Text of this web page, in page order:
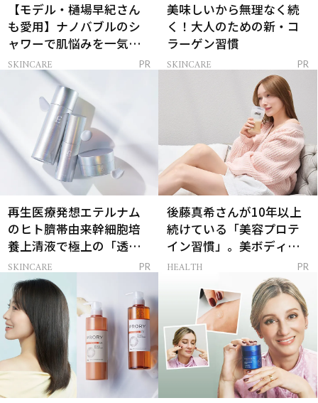
【モデル・樋場早紀さん
も愛用】ナノバブルのシ
ャワーで肌悩みを一気に
解決
SKINCARE PR
美味しいから無理なく続
く！大人のための新・コ
ラーゲン習慣
SKINCARE PR
再生医療発想エテルナム
のヒト臍帯由来幹細胞培
養上清液で極上の「透明
感ハリ肌」へ
SKINCARE PR
後藤真希さんが10年以上
続けている「美容プロテ
イン習慣」。美ボディを
支える朝ルーティンと
HEALTH PR